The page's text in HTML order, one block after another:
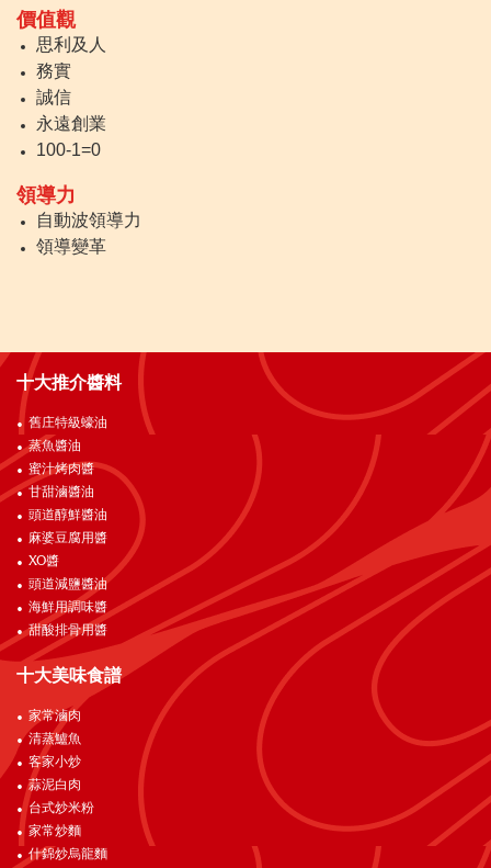
價值觀
思利及人
務實
誠信
永遠創業
100-1=0
領導力
自動波領導力
領導變革
十大推介醬料
舊庄特級蠔油
蒸魚醬油
蜜汁烤肉醬
甘甜滷醬油
頭道醇鮮醬油
麻婆豆腐用醬
XO醬
頭道減鹽醬油
海鮮用調味醬
甜酸排骨用醬
十大美味食譜
家常滷肉
清蒸鱸魚
客家小炒
蒜泥白肉
台式炒米粉
家常炒麵
什錦炒烏龍麵